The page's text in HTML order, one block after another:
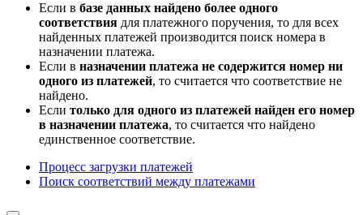
Если в базе данных найдено более одного
соответствия для платежного поручения, то для всех
найденных платежей производится поиск номера в
назначении платежа.
Если в назначении платежа не содержится номер ни
одного из платежей, то считается что соответствие не
найдено.
Если только для одного из платежей найден его номер
в назначении платежа, то считается что найдено
единственное соответствие.
Процесс загрузки платежей
Поиск соответствий между платежами